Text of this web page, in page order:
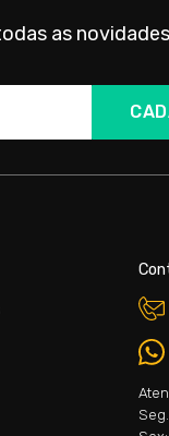
as